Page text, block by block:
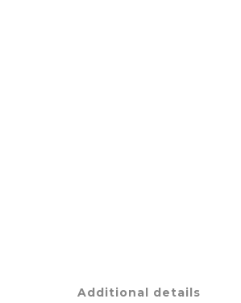
Additional details